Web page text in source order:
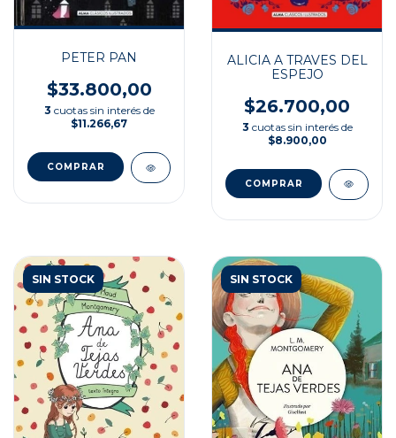
PETER PAN
$33.800,00
3 cuotas sin interés de
$11.266,67
ALICIA A TRAVES DEL
ESPEJO
$26.700,00
3 cuotas sin interés de
$8.900,00
SIN STOCK SIN STOCK